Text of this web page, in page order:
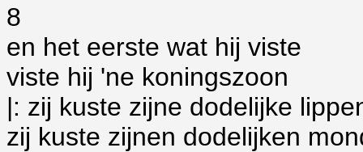
8
en het eerste wat hij viste
viste hij 'ne koningszoon
|: zij kuste zijne dodelijke
zij kuste zijnen dodelijken